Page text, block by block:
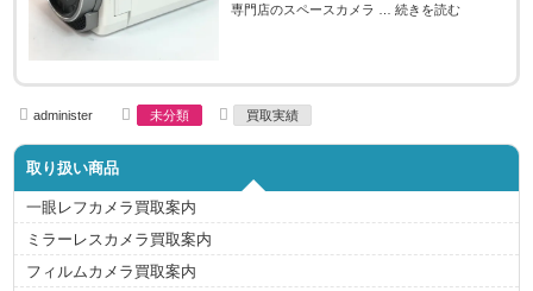
専門店のスペースカメラ …続きを読む
A
u
t
o
administer
C
a
t
r
i
e
s
未分類
T
a
g
買取実績
取り扱い商品
一眼レフカメラ買取案内
ミラーレスカメラ買取案内
フィルムカメラ買取案内